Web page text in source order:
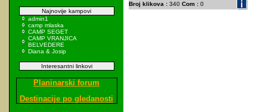
Najnovije kampovi
admin1
camp mlaska
CAMP SEGET
CAMP VRANJICA
BELVEDERE
Diana & Josip
Interesantni linkovi
Planinarski forum
Destinacije po gledanosti
Broj klikova : 340 Com : 0